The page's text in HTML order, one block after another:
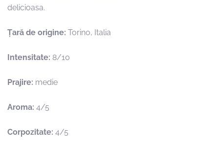
delicioasa.
Țară de origine: Torino, Italia
Intensitate: 8/10
Prajire: medie
Aroma: 4/5
Corpozitate: 4/5